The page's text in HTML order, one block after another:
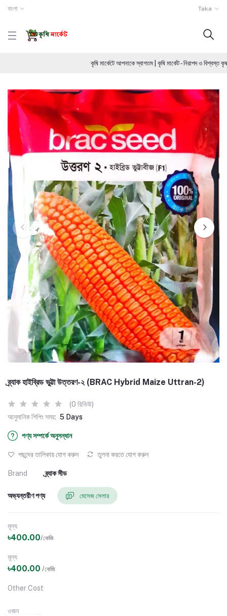
বাংলা Taka
কৃষি মার্কেটে আপনাকে স্বাগতম | কৃষি মার্কেট - নিরাপদ ও
ব্র্যাক হাইব্রিড ভুট্টা উত্তরণ-২ (BRAC Hybrid Maize Uttran-2)
(0 রিভিউ)
আনুমানিক শিপিং সময়: 5 Days
পণ্য সম্পর্কে অনুসন্ধান
পছন্দের তালিকায় যোগ করুন তুলনা করতে যোগ করুন
Brand ব্র্যাক সীড
অভ্যন্তরীণ পণ্য মেসেজ সেলার
মূল্য
৳400.00/কেজি
মূল্য
৳400.00 /কেজি
Other Cost
ওজন